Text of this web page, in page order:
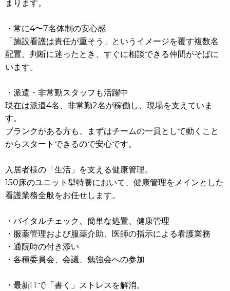
まります。
・常に4〜7名体制の安心感
「施設看護は責任が重そう」というイメージを覆す複数名
配置。判断に迷ったとき、すぐに相談できる仲間がそばに
います。
・派遣・非常勤スタッフも活躍中
現在は派遣4名、非常勤2名が稼働し、現場を支えていま
す。
ブランクがある方も、まずはチームの一員として動くこと
からスタートできるので安心です。
入居者様の「生活」を支える健康管理。
150床のユニット型特養において、健康管理をメインとした
看護業務全般をお任せします。
・バイタルチェック、簡単な処置、健康管理
・服薬管理および服薬介助、医師の指示による看護業務
・通院時の付き添い
・各種委員会、会議、勉強会への参加
・最新ITで「書く」ストレスを解消。